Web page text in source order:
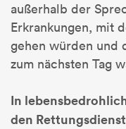
außerhalb der
Erkrankungen, mit
gehen würden und
zum nächsten Tag
In
den